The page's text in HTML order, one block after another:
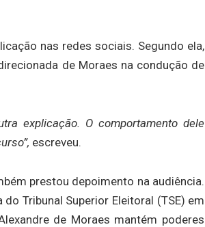
nas redes sociais. Segundo ela,
de Moraes na condução de
explicação. O comportamento dele
escreveu.
prestou depoimento na audiência.
Tribunal Superior Eleitoral (TSE) em
de Moraes mantém poderes